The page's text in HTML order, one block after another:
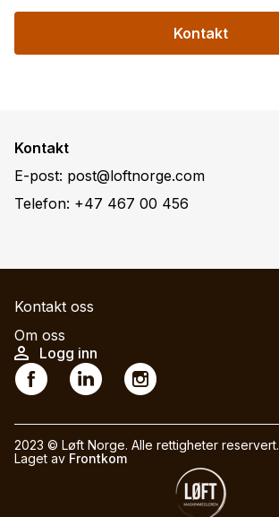
Kontakt
Kontakt
E-post: post@loftnorge.com
Telefon: +47 467 00 456
M
a
i
n
a
v
Kontakt oss
Om oss
U
s
r
a
Logg inn
S
o
c
i
2023 © Løft Norge. Alle rettigheter reservert.
Laget av Frontkom